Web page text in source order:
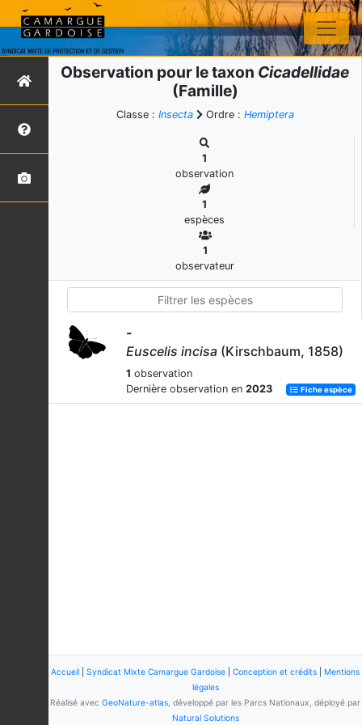
Observation pour le taxon Cicadellidae
(Famille)
Classe : Insecta Ordre : Hemiptera
1
observation
1
espèces
1
observateur
-
Euscelis incisa (Kirschbaum, 1858)
1 observation
Dernière observation en 2023 Fiche espèce
Accueil Syndicat Mixte Camargue Gardoise Conception et crédits
Mentions
légales
Réalisé avec GeoNature-atlas , développé par les Parcs Nationaux, déployé par
Natural Solutions